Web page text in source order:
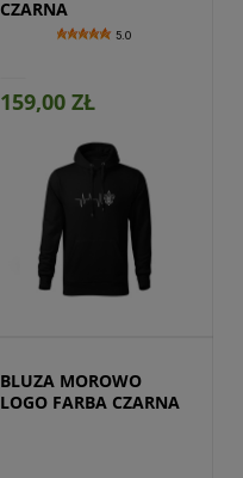
CZARNA
5.0
159,00 ZŁ
BLUZA MOROWO
LOGO FARBA CZARNA